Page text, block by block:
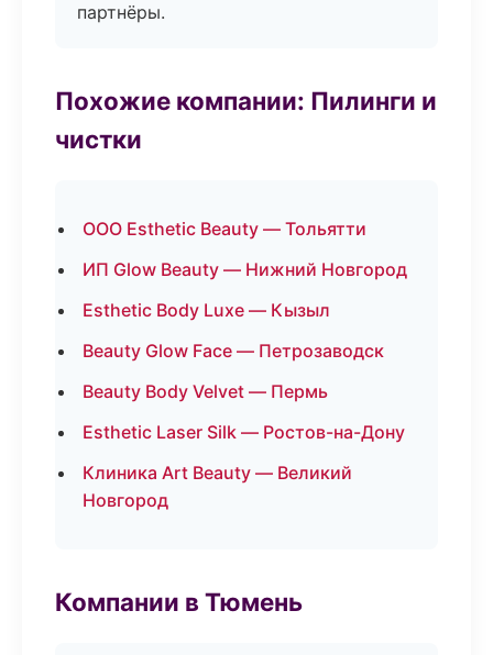
партнёры.
Похожие компании: Пилинги и
чистки
ООО Esthetic Beauty — Тольятти
ИП Glow Beauty — Нижний Новгород
Esthetic Body Luxe — Кызыл
Beauty Glow Face — Петрозаводск
Beauty Body Velvet — Пермь
Esthetic Laser Silk — Ростов-на-Дону
Клиника Art Beauty — Великий
Новгород
Компании в Тюмень